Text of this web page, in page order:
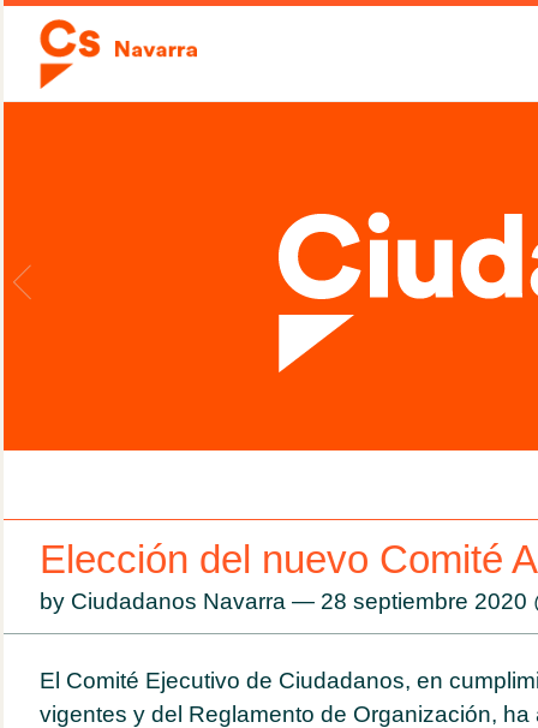
Elección del nuevo Comité
by Ciudadanos Navarra — 28 septiembre 2020
El Comité Ejecutivo de Ciudadanos, en
vigentes y del Reglamento de Organización, ha